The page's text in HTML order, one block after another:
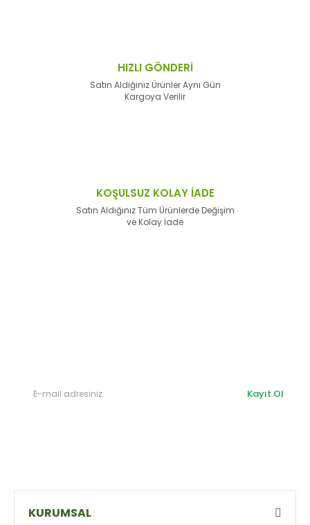
HIZLI GÖNDERİ
Satın Aldığınız Ürünler Aynı Gün
Kargoya Verilir
KOŞULSUZ KOLAY İADE
Satın Aldığınız Tüm Ürünlerde Değişim
ve Kolay İade
Kayıt Ol
KURUMSAL